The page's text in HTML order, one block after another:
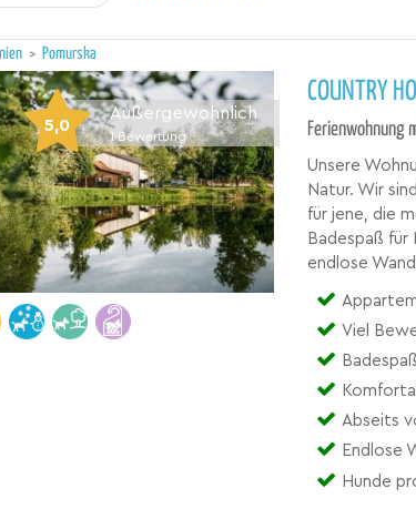
> Pomurska
5,0
Außergewöhnlich
1 Bewertung
COUNTRY
Ferienwohnung
Unsere
Natur. Wir
für jene, die
Badespaß für
endlose
Viel
Abseits
Endlose
Hunde